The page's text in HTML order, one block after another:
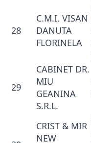
28
C.M.I. VISAN
DANUTA
FLORINELA
29
CABINET DR.
MIU
GEANINA
S.R.L.
CRIST & MIR
NEW